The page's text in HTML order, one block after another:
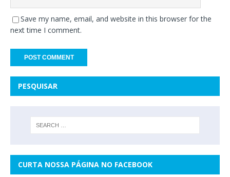
Save my name, email, and website in this browser for the
next time I comment.
PESQUISAR
CURTA NOSSA PÁGINA NO FACEBOOK